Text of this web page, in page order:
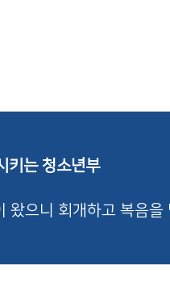
키는 청소년부
왔으니 회개하고 복음